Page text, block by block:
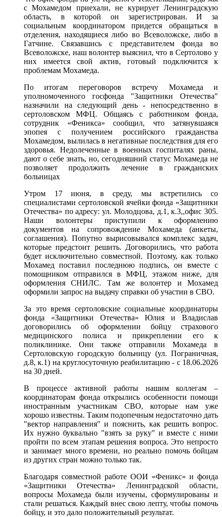
с Мохамедом приехали, не курирует Ленинградскую
область, в которой он зарегистрирован. И за
социальным координатором придется обращаться в
отделения, находящиеся либо во Всеволожске, либо в
Гатчине. Связавшись с представителем фонда во
Всеволожске, наш волонтер выяснил, что в Сертолово у
них имеется свой актив, готовый подключится к
проблемам Мохамеда.
По итогам переговоров встречу Мохамеда и
уполномоченного госфонда "Защитники Отечества"
назначили на следующий день - непосредственно в
сертоловском МФЦ. Общаясь с работником фонда,
сотрудник «Феникса» сообщил, что затянувшаяся
эпопея с получением российского гражданства
Мохамедом, вылилась в негативные последствия для его
здоровья. Недолеченные в военных госпиталях раны,
дают о себе знать, но, сегодняшний статус Мохамеда не
позволяет продолжить лечение в гражданских
больницах
Утром 17 июня, в среду, мы встретились со
специалистами сертоловской ячейки фонда «Защитники
Отечества» по адресу: ул. Молодцова, д.1, к.3,,офис 305.
Наши волонтеры приступили к оформлению
документов на сопровождение Мохамеда (анкеты,
соглашения). Попутно вырисовывался комплекс задач,
которые предстоит решить. Договорились, что работа
будет исключительно совместной. Поэтому, как только
Мохамед поставил последнюю подпись, он вместе с
помощником отправился в МФЦ, этажом ниже, для
оформления СНИЛС. Там же волонтер и Мохамед
оформили запрос на выдачу справки об участии в СВО.
За это время сертоловские социальные координаторы
фонда «Защитники Отечества» Юлия и Владислав
договорились об оформлении бойцу страхового
медицинского полиса и прикреплении его к
поликлинике. Они также отправили Мохамеда в
Сертоловскую городскую больницу (ул. Пограничная,
д.8, к.1) на круглосуточную реабилитацию - с 18.06.2026
на 30 дней.
В процессе активной работы нашим коллегам –
координаторам фонда открылись особенности помощи
иностранным участникам СВО, которые нам уже
хорошо известны. Таким подопечным недостаточно дать
"вектор направления" и пояснить, как решить вопрос.
Их нужно буквально "взять за руку" и вместе с ними
пройти по всем этапам решения вопроса. Это непросто
и занимает много времени, но реально помочь бойцам
из других стран можно только так.
Благодаря совместной работе ООИ «Феникс» и фонда
«Защитники Отечества» Ленинградской области,
вопросы Мохамеда были изучены, сформулированы и
стали решаться. Каждый внес свою лепту, чтобы помочь
бойцу, и это дало положительный результат.